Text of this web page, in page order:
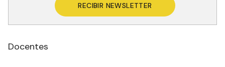
RECIBIR NEWSLETTER
Docentes